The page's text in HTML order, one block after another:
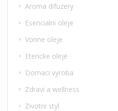
Aroma difuzery
Esencialni oleje
Vonne oleje
Etericke oleje
Domaci vyroba
Zdravi a wellness
Zivotni styl